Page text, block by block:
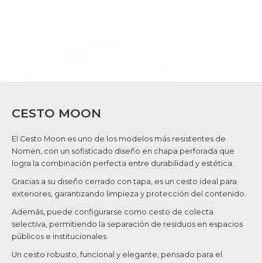
CESTO MOON
El Cesto Moon es uno de los modelos más resistentes de
Nomen, con un sofisticado diseño en chapa perforada que
logra la combinación perfecta entre durabilidad y estética.
Gracias a su diseño cerrado con tapa, es un cesto ideal para
exteriores, garantizando limpieza y protección del contenido.
Además, puede configurarse como cesto de colecta
selectiva, permitiendo la separación de residuos en espacios
públicos e institucionales.
Un cesto robusto, funcional y elegante, pensado para el